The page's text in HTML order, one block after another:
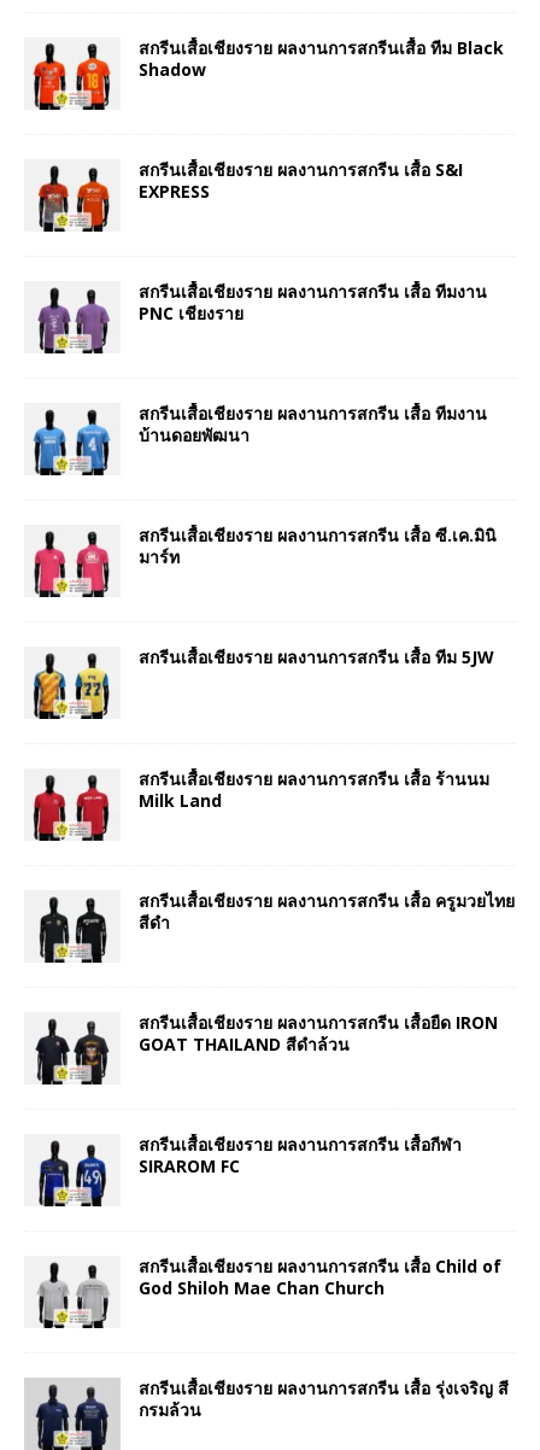
สกรีนเสื้อเชียงราย ผลงานการสกรีนเสื้อ ทีม Black
Shadow
สกรีนเสื้อเชียงราย ผลงานการสกรีน เสื้อ S&I
EXPRESS
สกรีนเสื้อเชียงราย ผลงานการสกรีน เสื้อ ทีมงาน
PNC เชียงราย
สกรีนเสื้อเชียงราย ผลงานการสกรีน เสื้อ ทีมงาน
บ้านดอยพัฒนา
สกรีนเสื้อเชียงราย ผลงานการสกรีน เสื้อ ซี.เค.มินิ
มาร์ท
สกรีนเสื้อเชียงราย ผลงานการสกรีน เสื้อ ทีม 5JW
สกรีนเสื้อเชียงราย ผลงานการสกรีน เสื้อ ร้านนม
Milk Land
สกรีนเสื้อเชียงราย ผลงานการสกรีน เสื้อ ครูมวยไทย
สีดำ
สกรีนเสื้อเชียงราย ผลงานการสกรีน เสื้อยืด IRON
GOAT THAILAND สีดำล้วน
สกรีนเสื้อเชียงราย ผลงานการสกรีน เสื้อกีฬา
SIRAROM FC
สกรีนเสื้อเชียงราย ผลงานการสกรีน เสื้อ Child of
God Shiloh Mae Chan Church
สกรีนเสื้อเชียงราย ผลงานการสกรีน เสื้อ รุ่งเจริญ สี
กรมล้วน